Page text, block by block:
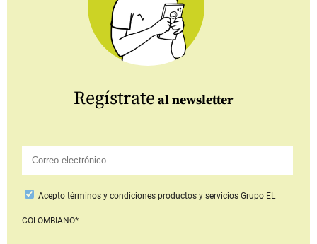
Regístrate al newsletter
Aceptotérminos y condiciones productos y serviciosGrupo EL
COLOMBIANO*